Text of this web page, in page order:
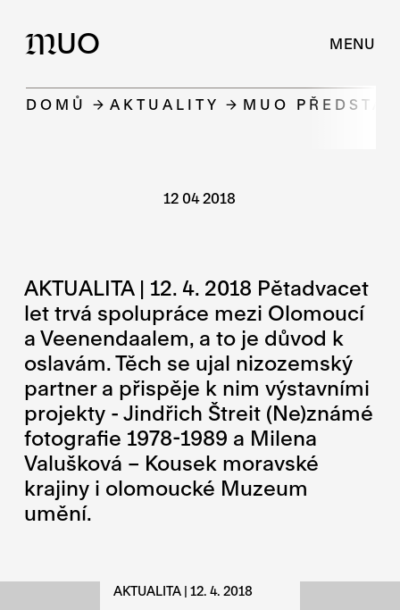
MUO MENU
DOMŮ AKTUALITY MUO
12 04 2018
AKTUALITA | 12. 4. 2018 Pětadvacet
let trvá spolupráce mezi Olomoucí
a Veenendaalem, a to je důvod k
oslavám. Těch se ujal nizozemský
partner a přispěje k nim výstavními
projekty - Jindřich Štreit (Ne)známé
fotografie 1978-1989 a Milena
Valušková – Kousek moravské
krajiny i olomoucké Muzeum
umění.
AKTUALITA | 12. 4. 2018